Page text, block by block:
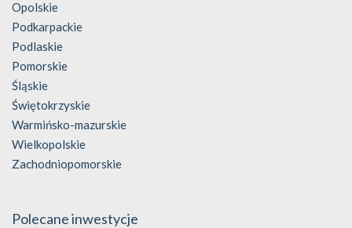
Opolskie
Podkarpackie
Podlaskie
Pomorskie
Śląskie
Świętokrzyskie
Warmińsko-mazurskie
Wielkopolskie
Zachodniopomorskie
Polecane inwestycje